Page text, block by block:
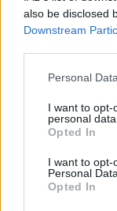
also be disclosed
Downstream
Personal
I want to opt-
personal data.
Opted In
I want to opt-
Personal Data.
Opted In